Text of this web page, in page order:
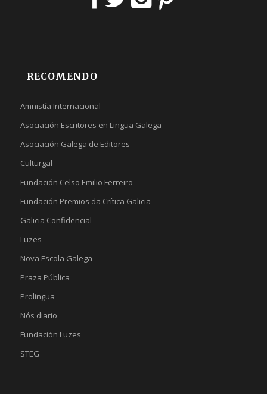
RECOMENDO
Amnistía Internacional
Asociación Escritores en Lingua Galega
Asociación Galega de Editores
Culturgal
Fundación Celso Emilio Ferreiro
Fundación Premios da Crítica Galicia
Galicia Confidencial
Luzes
Nova Escola Galega
Praza Pública
Prolingua
Nós diario
Fundación Luzes
STEG